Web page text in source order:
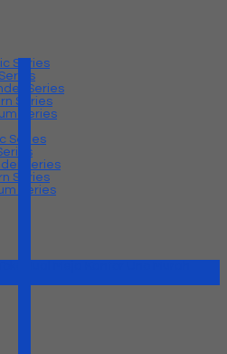
Series
Series
Series
Series
Series
series
Series
Series